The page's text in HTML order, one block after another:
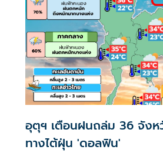
อุตุฯ เตือนฝนถล่ม 36 จังห
ทางไต้ฝุ่น 'ดอลฟิน'